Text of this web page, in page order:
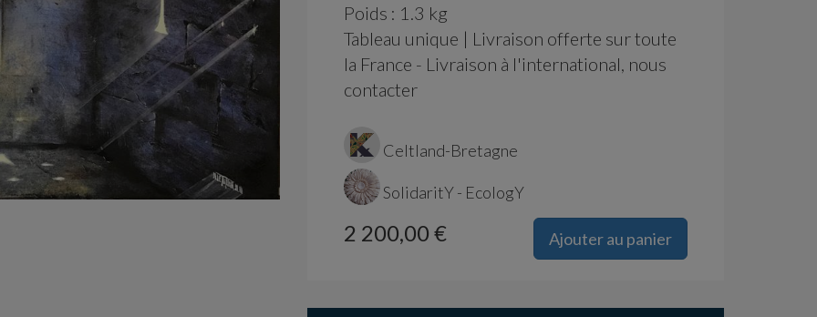
Poids : 1.3 kg
Tableau unique | Livraison offerte sur toute
la France - Livraison à l'international, nous
contacter
Celtland-Bretagne
SolidaritY - EcologY
Ajouter au panier
2 200,00 €